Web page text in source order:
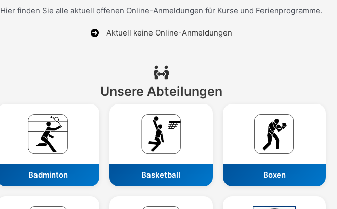
Hier finden Sie alle aktuell offenen Online-Anmeldungen für Kurse und Ferienprogramme.
Aktuell keine Online-Anmeldungen
Unsere Abteilungen
Badminton Basketball Boxen